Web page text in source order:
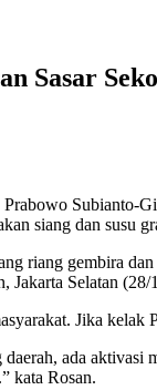
Sasar
Subianto-
siang dan susu
riang gembira
Jakarta Selatan (28/
Jika
ada aktivasi
kata Rosan.